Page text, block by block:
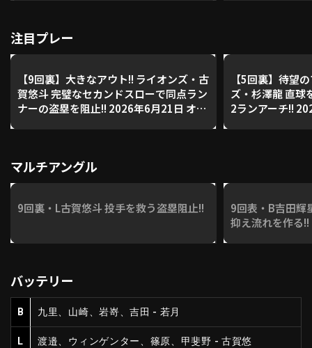
注目プレー
【9回裏】大きなアウト!! ライオンズ・古
賀悠斗 完璧なセカンドスローで同点ラン
ナーの盗塁を阻止!! 2026年6月21日 オリ
【5回裏】待望
ズ・杉澤龍 直球
2ランアーチ!!
マルチアングル
9回裏・L古賀悠斗 投手を救う盗塁阻止!!
9回表・B吉田輝
抑え流れを作る!!
バッテリー
B 九里、山崎、岩嵜、吉田 - 若月
L 渡邉、ウィンゲンター、篠原、甲斐野 - 古賀悠